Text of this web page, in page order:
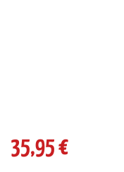
35,95 €